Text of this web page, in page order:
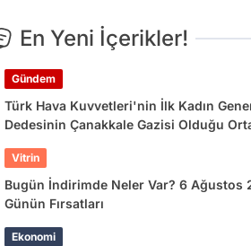
En Yeni İçerikler!
Gündem
Türk Hava Kuvvetleri'nin İlk Kadın
Dedesinin Çanakkale Gazisi Olduğu
Vitrin
Bugün İndirimde Neler Var? 6 Ağustos
Günün Fırsatları
Ekonomi